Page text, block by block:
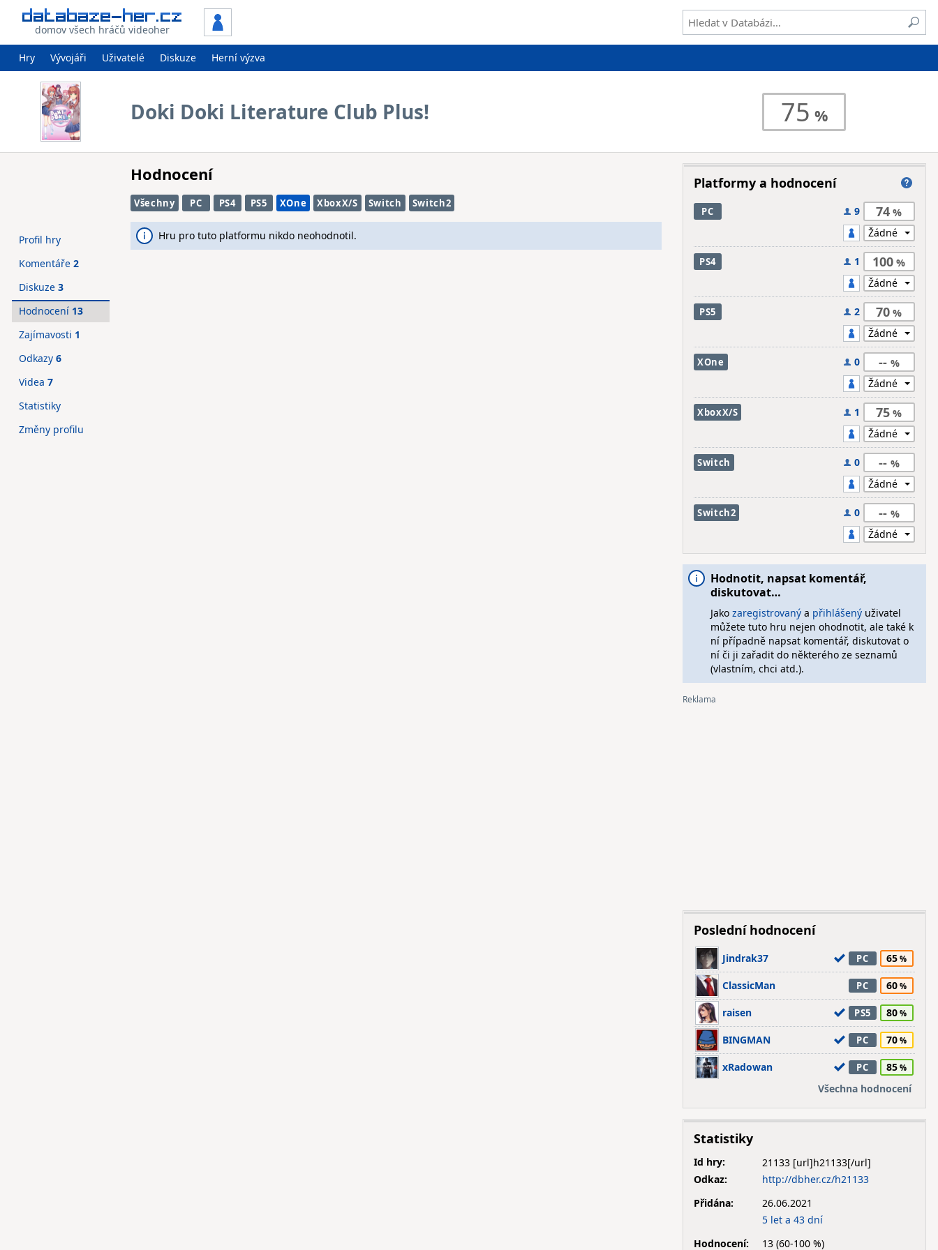
domov všech hráčů videoher
Hry Vývojáři Uživatelé Diskuze Herní výzva
Doki Doki Literature Club Plus! 75
Hodnocení
Všechny PC PS4 PS5 XOne XboxX/S Switch Switch2
Hru pro tuto platformu nikdo neohodnotil.
Profil hry
Komentáře 2
Diskuze 3
Hodnocení 13
Zajímavosti 1
Odkazy 6
Videa 7
Statistiky
Změny profilu
Platformy a hodnocení
PC 9 74
PS4 1 100
PS5 2 70
XOne 0 --
XboxX/S 1 75
Switch 0 --
Switch2 0 --
Hodnotit, napsat komentář,
diskutovat…
Jako zaregistrovanýa přihlášenýuživatel
můžete tuto hru nejen ohodnotit, ale také k
ní případně napsat komentář, diskutovat o
ní či ji zařadit do některého ze seznamů
(vlastním, chci atd.).
Poslední hodnocení
Jindrak37 PC 65
ClassicMan PC 60
raisen PS5 80
BINGMAN PC 70
xRadowan PC
85
Všechna hodnocení
Statistiky
Id hry:
21133
Odkaz:
http://dbher.cz/h21133
Přidána:
26.06.2021
5 let a 43 dní
Hodnocení:
13 (60-100 %)